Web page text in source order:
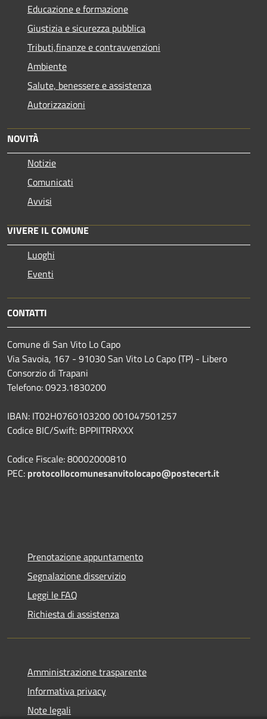
Educazione e formazione
Giustizia e sicurezza pubblica
Tributi,finanze e contravvenzioni
Ambiente
Salute, benessere e assistenza
Autorizzazioni
NOVITÀ
Notizie
Comunicati
Avvisi
VIVERE IL COMUNE
Luoghi
Eventi
CONTATTI
Comune di San Vito Lo Capo
Via Savoia, 167 - 91030 San Vito Lo Capo (TP) - Libero
Consorzio di Trapani
Telefono: 0923.1830200
IBAN: IT02H0760103200 001047501257
Codice BIC/Swift: BPPIITRRXXX
Codice Fiscale: 80002000810
PEC: protocollocomunesanvitolocapo@postecert.it
Prenotazione appuntamento
Segnalazione disservizio
Leggi le FAQ
Richiesta di assistenza
Amministrazione trasparente
Informativa privacy
Note legali